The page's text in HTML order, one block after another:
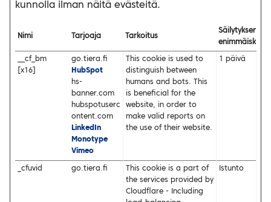
kunnolla ilman näitä evästeitä.
Nimi Tarjoaja Tarkoitus
Säilytyksen
enimmäiskesto
__cf_bm
[x16]
go.tiera.fi
HubSpot
hs-
banner.com
hubspotuserc
ontent.com
LinkedIn
Monotype
Vimeo
This cookie is used to
distinguish between
humans and bots. This
is beneficial for the
website, in order to
make valid reports on
the use of their website.
1 päivä
_cfuvid go.tiera.fi
This cookie is a part of
the services provided by
Cloudflare - Including
Istunto